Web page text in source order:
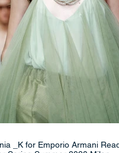
Armani Ready To